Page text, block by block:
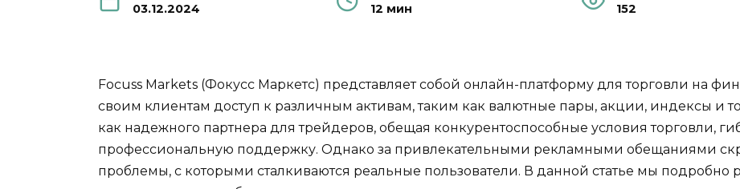
03.12.2024 12 мин 152
Focuss Markets (Фокусс Маркетс) представляет собой онлайн-платформу для торговли на
своим клиентам доступ к различным активам, таким как валютные пары, акции, индексы и
как надежного партнера для трейдеров, обещая конкурентоспособные условия торговли,
профессиональную поддержку. Однако за привлекательными рекламными обещаниями
проблемы, с которыми сталкиваются реальные пользователи. В данной статье мы подробно